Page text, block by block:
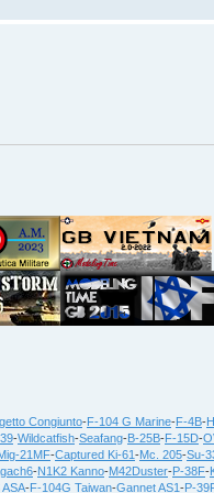
Congiunto-F-104 G Marine-F-4B-
-Wildcatfish-Seafang-B-25B-F-15D-
21MF-Captured Ki-61-Mc. 205-Su-
-N1K2 Kanno-M42Duster-P-38F-
ASA-F-104G Taiwan-Gannet AS1-P-